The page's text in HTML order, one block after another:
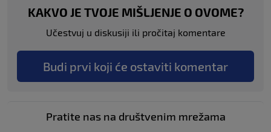
KAKVO JE TVOJE MIŠLJENJE O OVOME?
Učestvuj u diskusiji ili pročitaj komentare
Budi prvi koji će ostaviti komentar
Pratite nas na društvenim mrežama